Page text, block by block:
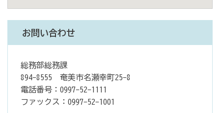
お問い合わせ
総務部総務課
894-8555 奄美市名瀬幸町25-8
電話番号：0997-52-1111
ファックス：0997-52-1001